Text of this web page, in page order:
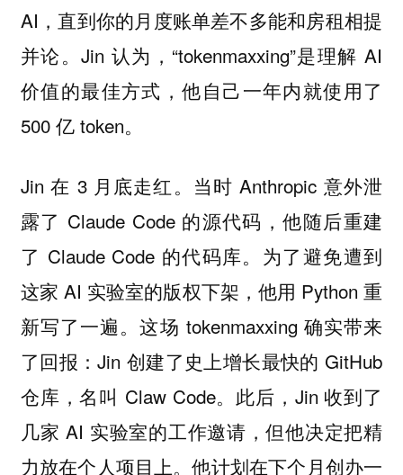
AI，直到你的月度账单差不多能和房租相提
并论。Jin 认为，“tokenmaxxing”是理解 AI
价值的最佳方式，他自己一年内就使用了
500 亿 token。
Jin 在 3 月底走红。当时 Anthropic 意外泄
露了 Claude Code 的源代码，他随后重建
了 Claude Code 的代码库。为了避免遭到
这家 AI 实验室的版权下架，他用 Python 重
新写了一遍。这场 tokenmaxxing 确实带来
了回报：Jin 创建了史上增长最快的 GitHub
仓库，名叫 Claw Code。此后，Jin 收到了
几家 AI 实验室的工作邀请，但他决定把精
力放在个人项目上。他计划在下个月创办一